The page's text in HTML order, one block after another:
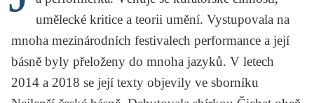
ILIGLOSA
umělecké kritice a teorii umění. Vystupovala na
mnoha mezinárodních festivalech performance a její
básně byly přeloženy do mnoha jazyků. V letech
2014 a 2018 se její texty objevily ve sborníku